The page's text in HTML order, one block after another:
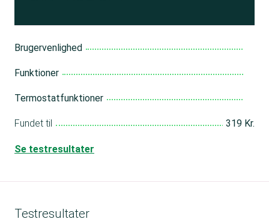
Brugervenlighed
Funktioner
Termostatfunktioner
Fundet til 319 Kr.
Se testresultater
Testresultater